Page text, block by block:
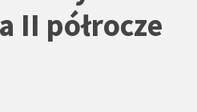
II półrocze